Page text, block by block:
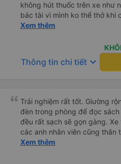
không hút thuốc trên xe như
bác tài vì mình ko thể thở khi có mùi
riêng có thể tự tắt mở khi cần.
Rèm che tạo cảm giác rất
Người 1m8 1m9 nằm cũng
ngang của dãy sát kính có hơi nhỏ hơn
3 người, và họ được đào tạo
chuẩn phong cách dịch vụ.
toilet rất hợp lý, không bị cảm
hơn 50k mà lại thoải mái hơn
Dịch vụ vượt sự mong đợi.
thật. Sẽ giới thiệu bạn bè
Xem thêm
Thông tin chi tiết keyboard_arrow_down
Trải nghiệm rất tốt. Giường
đèn trong phòng để đọc
đều rất sạch sẽ gọn gàng.
các anh nhân viên cũng thân
chuyển về nội thành thành
Xem thêm